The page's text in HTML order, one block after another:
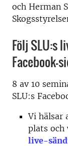
och Herman
Följ SLU:s
Facebook-
8 av 10
SLU:s
Vi hälsar
plats och
live-